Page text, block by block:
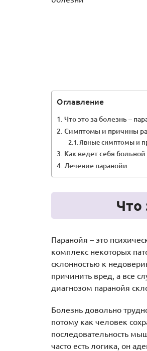
Оглавление
Что это за болезнь –
Симптомы и причины
Явные симптомы и
Как ведет себя больной
Лечение паранойи
Что
Паранойя – это
комплекс некоторых
склонностью к
причинить вред, а все
диагнозом паранойя
Болезнь довольно
потому как человек
последовательность
часто есть логика, он